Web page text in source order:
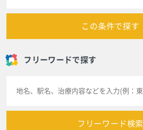
この条件で探す
フリーワードで探す
フリーワード検索